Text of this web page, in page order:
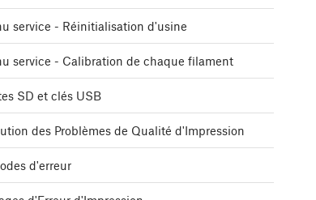
service - Réinitialisation d'usine
service - Calibration de chaque filament
SD et clés USB
des Problèmes de Qualité d'Impression
d'erreur